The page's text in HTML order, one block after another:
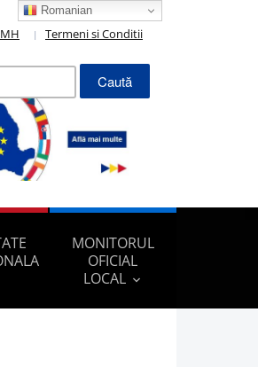
Termeni si Conditii
Caută
după:
MONITORUL
OFICIAL
LOCAL
Romanian